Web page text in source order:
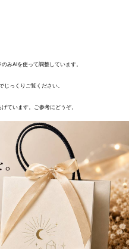
みAIを使って調整しています。
じっくりご覧ください。
ています。ご参考にどうぞ。